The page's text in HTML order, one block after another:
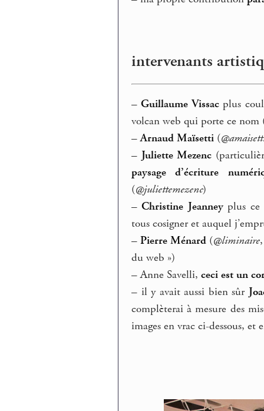
intervenants
– Guillaume Vissacplus
volcan web qui porte ce
– Arnaud Maïsetti (
– Juliette Mezenc
paysage d’écriture
(@juliettemezenc)
– Christine Jeanneyplus ce
tous cosigner et auquel
– Pierre Ménard (@liminaire
du web »)
–Anne Savelli,ceci est un
– il y avait aussi bien sûr
complèterai à mesure des
images en vrac ci-dessous, et